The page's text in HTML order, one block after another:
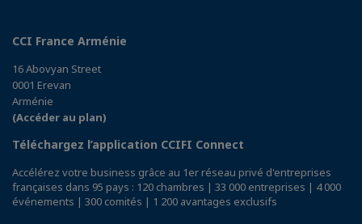
CCI France Arménie
16 Abovyan Street
0001 Erevan
Arménie
(Accéder au plan)
Téléchargez l’application CCIFI Connect
Accélérez votre business grâce au 1er réseau privé d'entreprises
françaises dans 95 pays : 120 chambres | 33 000 entreprises | 4 000
événements | 300 comités | 1 200 avantages exclusifs